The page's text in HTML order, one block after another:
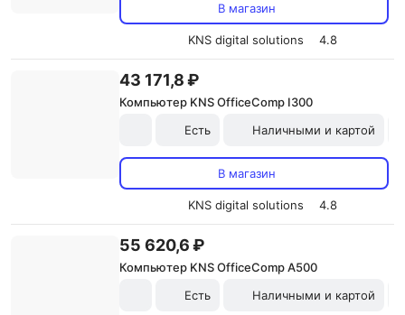
В магазин
KNS digital solutions 4.8
43 171,8 ₽
Компьютер KNS OfficeComp I300
Есть
Наличными и картой
В магазин
KNS digital solutions 4.8
55 620,6 ₽
Компьютер KNS OfficeComp A500
Есть
Наличными и картой